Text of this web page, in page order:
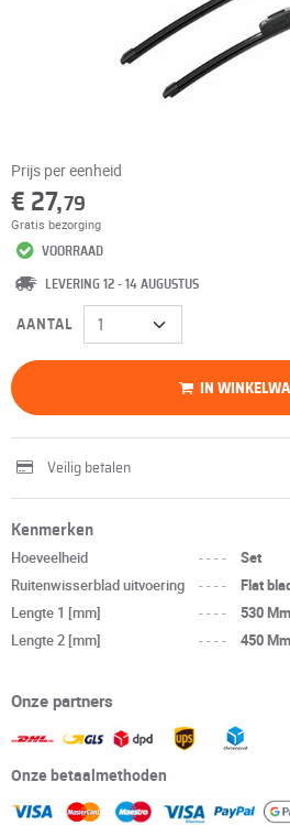
Prijs per eenheid
€ 27,79
Gratis bezorging
VOORRAAD
LEVERING 12 - 14 AUGUSTUS
AANTAL
IN
Veilig betalen
Kenmerken
Hoeveelheid ----
Set
Ruitenwisserblad uitvoering
----
Flat
Lengte 1 [mm]
----
530 Mm
Lengte 2 [mm]
---- 450 Mm
Onze partners
Onze betaalmethoden